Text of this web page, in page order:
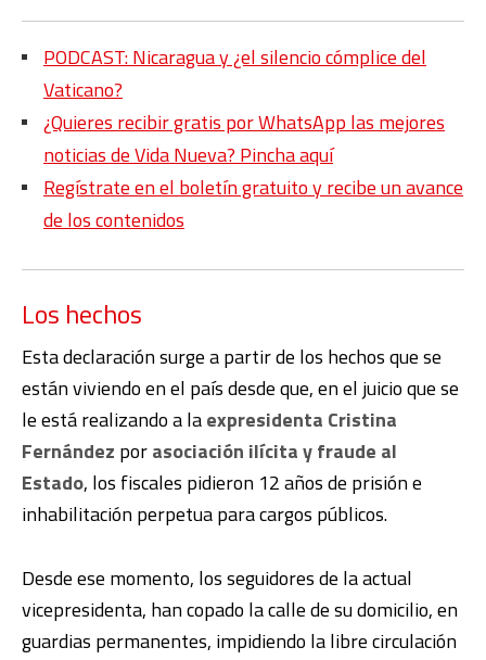
PODCAST: Nicaragua y ¿el silencio cómplice del
Vaticano?
¿Quieres recibir gratis por WhatsApp las mejores
noticias de Vida Nueva? Pincha aquí
Regístrate en el boletín gratuito y recibe un avance
de los contenidos
Los hechos
Esta declaración surge a partir de los hechos que se
están viviendo en el país desde que, en el juicio que se
le está realizando a laexpresidenta Cristina
Fernández porasociación ilícita y fraude al
Estado, los fiscales pidieron 12 años de prisión e
inhabilitación perpetua para cargos públicos.
Desde ese momento, los seguidores de la actual
vicepresidenta, han copado la calle de su domicilio, en
guardias permanentes, impidiendo la libre circulación